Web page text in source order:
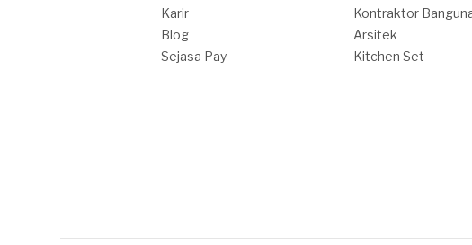
Karir
Blog
Sejasa Pay
Kontraktor
Arsitek
Kitchen Set